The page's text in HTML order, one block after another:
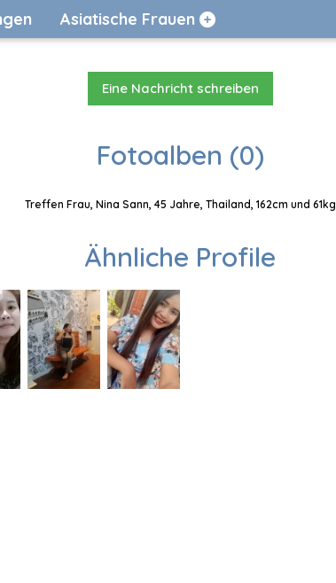
Asiatische Frauen
Eine Nachricht schreiben
Fotoalben (0)
Treffen Frau, Nina Sann, 45 Jahre, Thailand, 162cm und 61kg
Ähnliche Profile